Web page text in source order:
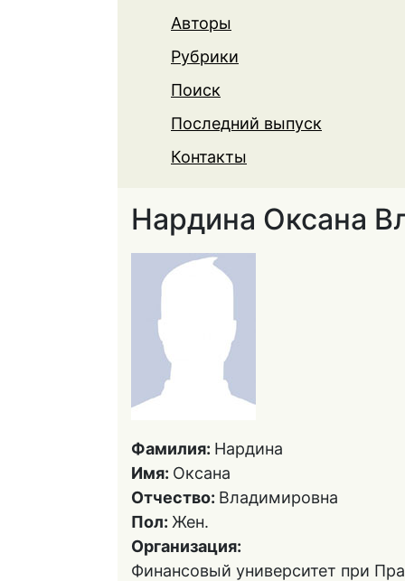
Авторы
Рубрики
Поиск
Последний выпуск
Контакты
Нардина Оксана
Фамилия: Нардина
Имя: Оксана
Отчество: Владимировна
Пол: Жен.
Организация:
Финансовый университет при